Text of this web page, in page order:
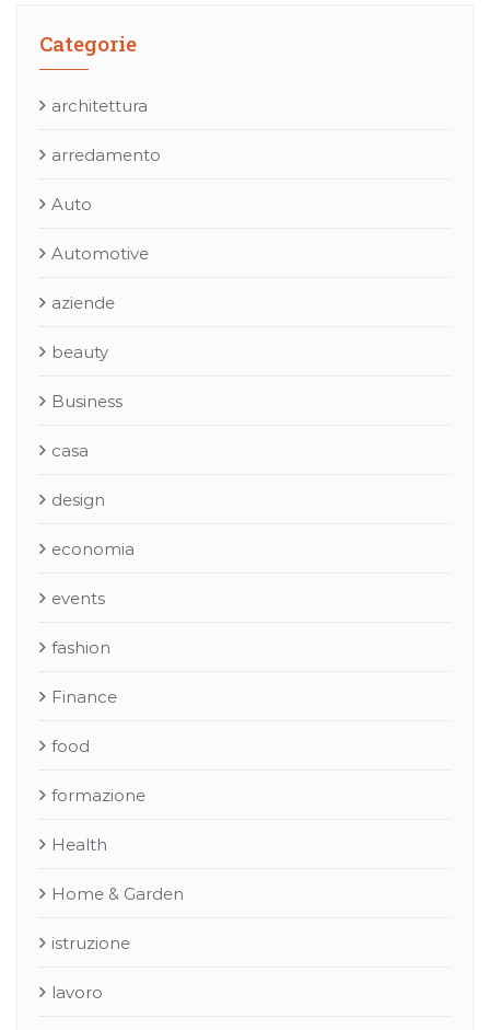
Categorie
architettura
arredamento
Auto
Automotive
aziende
beauty
Business
casa
design
economia
events
fashion
Finance
food
formazione
Health
Home & Garden
istruzione
lavoro